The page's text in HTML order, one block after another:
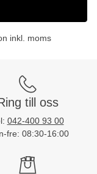
inkl. moms
till oss
042-400 93 00
fre: 08:30-16:00